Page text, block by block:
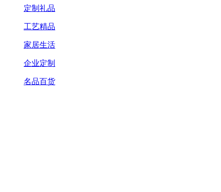
定制礼品
工艺精品
家居生活
企业定制
名品百货